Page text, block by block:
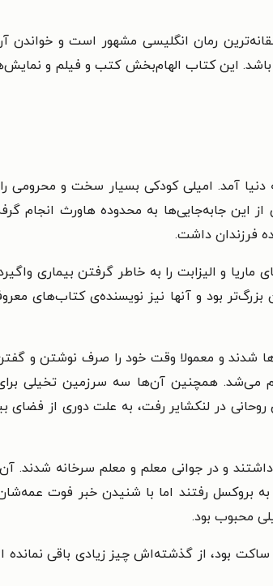
رمان انگلیسی مشهور است و
این کتاب الهام‌بخش کتب و فیلم و
در غرب یورک شایر انگلستان به دنیا آمد. امیلی کودکی بسیار سخت
این جابه‌جایی‌ها به محدوده هاورث انجام
فرزندان داشت.
و الیزابت را به خاطر گرفتن بیماری
بود و آنها نیز نویسنده‌ی کتاب‌های
رها شدند و معمولا وقت خود را صرف نوشتن و
می‌شد. همچنین آن‌ها سه سرزمین تخیلی
در لنکشایر رفت، به علت دوری از فضای
و در جوانی معلم و معلم سرخانه شدند.
رفتند اما با شنیدن خبر فوت عمه‌شان
محبوب بود.
بود، از گذشته‌اش چیز زیادی باقی نمانده